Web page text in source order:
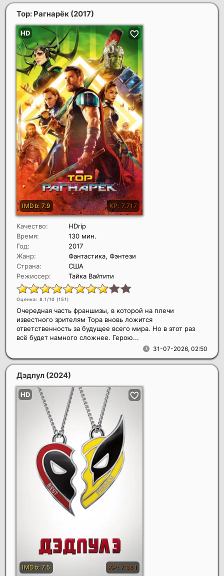
Тор: Рагнарёк (2017)
Качество:
HDrip
Время:
130 мин.
Год:
2017
Жанр:
Фантастика, Фэнтези
Страна:
США
Режиссер:
Тайка Вайтити
Оценка: 8.1/10 (151)
31-07-2026, 02:50
Очередная часть франшизы, в которой на плечи
известного зрителям Тора вновь ложится
ответственность за будущее всего мира. Но в этот раз
всё будет намного сложнее. Герою...
Дэдпул (2024)